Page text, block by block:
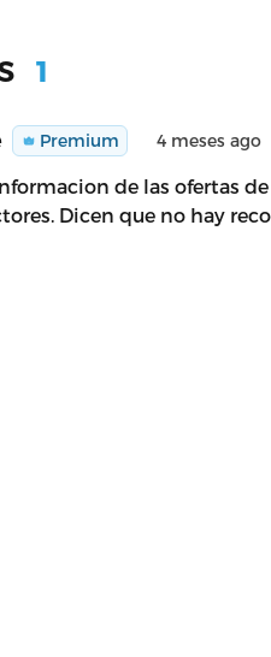
1
Premium 4 meses ago
de las ofertas
Dicen que no hay